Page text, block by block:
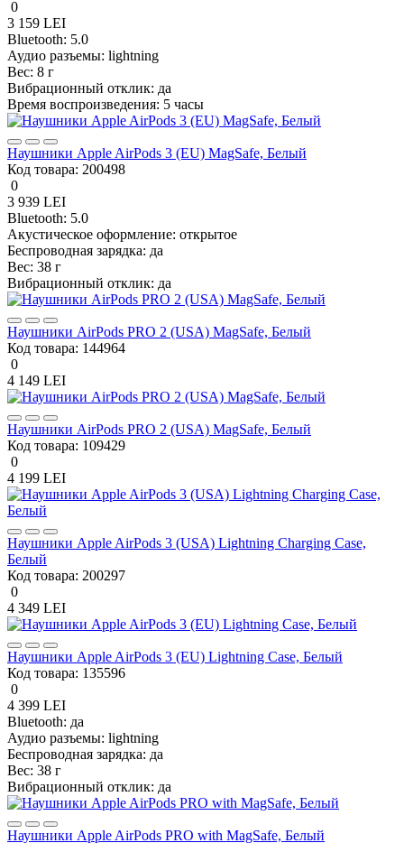
0
3 159 LEI
Bluetooth: 5.0
Аудио разъемы: lightning
Вес: 8 г
Вибрационный отклик: да
Время воспроизведения: 5 часы
Наушники Apple AirPods 3 (EU) MagSafe, Белый
Код товара: 200498
0
3 939 LEI
Bluetooth: 5.0
Акустическое оформление: открытое
Беспроводная зарядка: да
Вес: 38 г
Вибрационный отклик: да
Наушники AirPods PRO 2 (USA) MagSafe, Белый
Код товара: 144964
0
4 149 LEI
Наушники AirPods PRO 2 (USA) MagSafe, Белый
Код товара: 109429
0
4 199 LEI
Наушники Apple AirPods 3 (USA) Lightning Charging Case,
Белый
Код товара: 200297
0
4 349 LEI
Наушники Apple AirPods 3 (EU) Lightning Case, Белый
Код товара: 135596
0
4 399 LEI
Bluetooth: да
Аудио разъемы: lightning
Беспроводная зарядка: да
Вес: 38 г
Вибрационный отклик: да
Наушники Apple AirPods PRO with MagSafe, Белый